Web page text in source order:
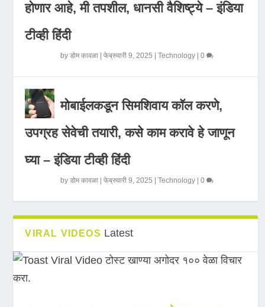
होणार आहे, मी तपशील, धानसी वैशिष्ट्ये – इंडिया
टीव्ही हिंदी
byडोम कावळा |फेब्रुवारी 9, 2025 |Technology |0
मोबाईलकडून सिमशिवाय कॉल करणे,
उपग्रह सेवेची तयारी, कसे काम करावे हे जाणून
घ्या – इंडिया टीव्ही हिंदी
byडोम कावळा |फेब्रुवारी 9, 2025 |Technology |0
VIRAL VIDEOS Latest